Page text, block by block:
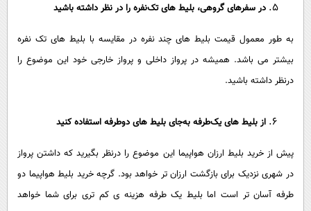
در سفرهای گروهی، بلیط های تک‌نفره را در نظر داشته باشید
به طور معمول قیمت بلیط های چند نفره در مقایسه با بلیط های تک نفره
بیشتر می باشد. همیشه در پرواز داخلی و پرواز خارجی خود این موضوع را
درنظر داشته باشید.
از بلیط های یک‌طرفه به‌جای بلیط های دوطرفه استفاده کنید
پیش از خرید بلیط ارزان هواپیما این موضوع را درنظر بگیرید که داشتن پرواز
در شهری نزدیک برای بازگشت ارزان تر خواهد بود. گرچه خرید بلیط هواپیما دو
طرفه آسان تر است اما بلیط یک طرفه هزینه ی کم تری برای شما خواهد